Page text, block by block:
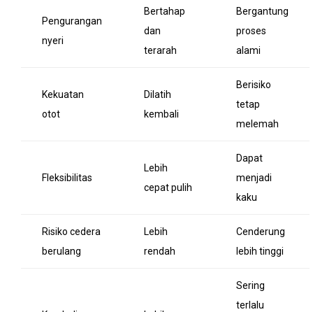
Pengurangan
nyeri
Bertahap
dan
terarah
Bergantung
proses
alami
Kekuatan
otot
Dilatih
kembali
Berisiko
tetap
melemah
Fleksibilitas
Lebih
cepat pulih
Dapat
menjadi
kaku
Risiko cedera
berulang
Lebih
rendah
Cenderung
lebih tinggi
Sering
terlalu